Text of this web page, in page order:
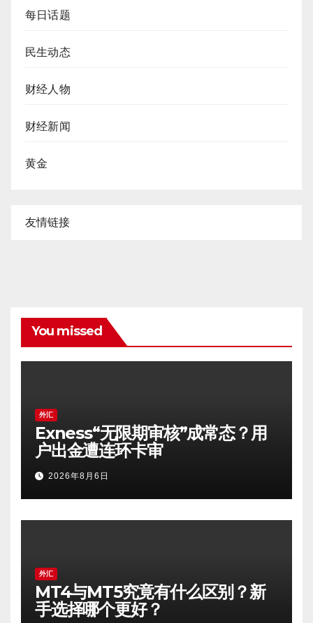
每日话题
民生动态
财经人物
财经新闻
黄金
友情链接
You missed
外汇
Exness“无限期审核”成常态？用
户出金遭连环卡审
2026年8月6日
外汇
MT4与MT5究竟有什么区别？新
手选择哪个更好？